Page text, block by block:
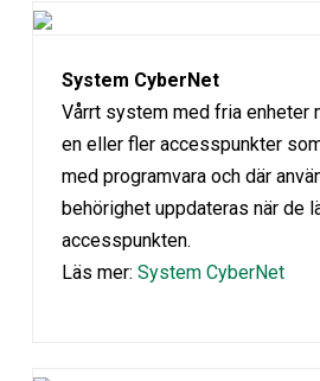
System CyberNet
Vårrt system med fria enheter
en eller fler accesspunkter
med programvara och där
behörighet uppdateras när de
accesspunkten.
Läs mer: System CyberNet